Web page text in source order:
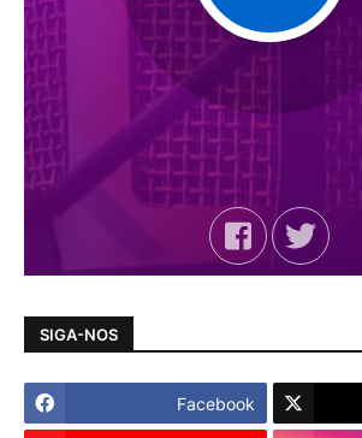
SIGA-NOS
Facebook